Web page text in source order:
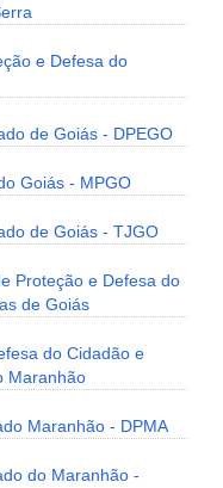
e Defesa do
de Goiás - DPEGO
Goiás - MPGO
de Goiás - TJGO
Proteção e Defesa do
de Goiás
do Cidadão e
Maranhão
Maranhão - DPMA
do Maranhão -